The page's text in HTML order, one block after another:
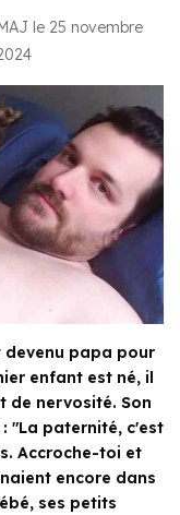
le 25 novembre
devenu papa pour
enfant est né, il
de nervosité. Son
"La paternité, c'est
Accroche-toi et
encore dans
ses petits